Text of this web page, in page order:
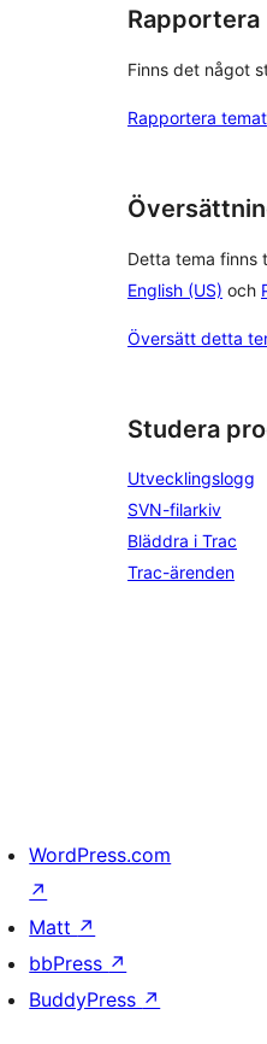
Rapportera
Finns det något
Rapportera temat
Detta tema finns
English (US) och
Översätt detta
Studera
Utvecklingslogg
SVN-filarkiv
Bläddra i Trac
Trac-ärenden
WordPress.com
↗
Matt ↗
bbPress ↗
BuddyPress ↗